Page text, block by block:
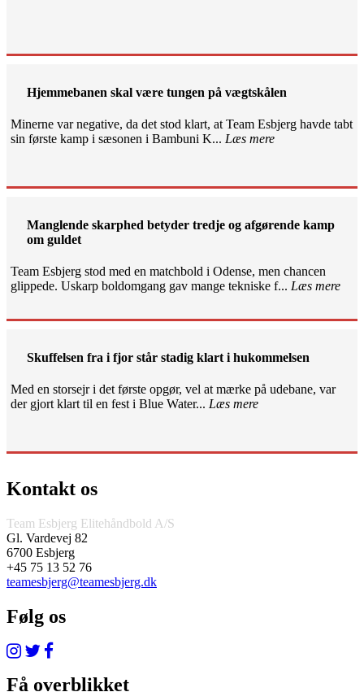
Hjemmebanen skal være tungen på vægtskålen
Minerne var negative, da det stod klart, at Team Esbjerg havde tabt
sin første kamp i sæsonen i Bambuni K... Læs mere
Manglende skarphed betyder tredje og afgørende kamp
om guldet
Team Esbjerg stod med en matchbold i Odense, men chancen
glippede. Uskarp boldomgang gav mange tekniske f... Læs mere
Skuffelsen fra i fjor står stadig klart i hukommelsen
Med en storsejr i det første opgør, vel at mærke på udebane, var
der gjort klart til en fest i Blue Water... Læs mere
Kontakt os
Team Esbjerg Elitehåndbold A/S
Gl. Vardevej 82
6700 Esbjerg
+45 75 13 52 76
teamesbjerg@teamesbjerg.dk
Følg os
Få overblikket